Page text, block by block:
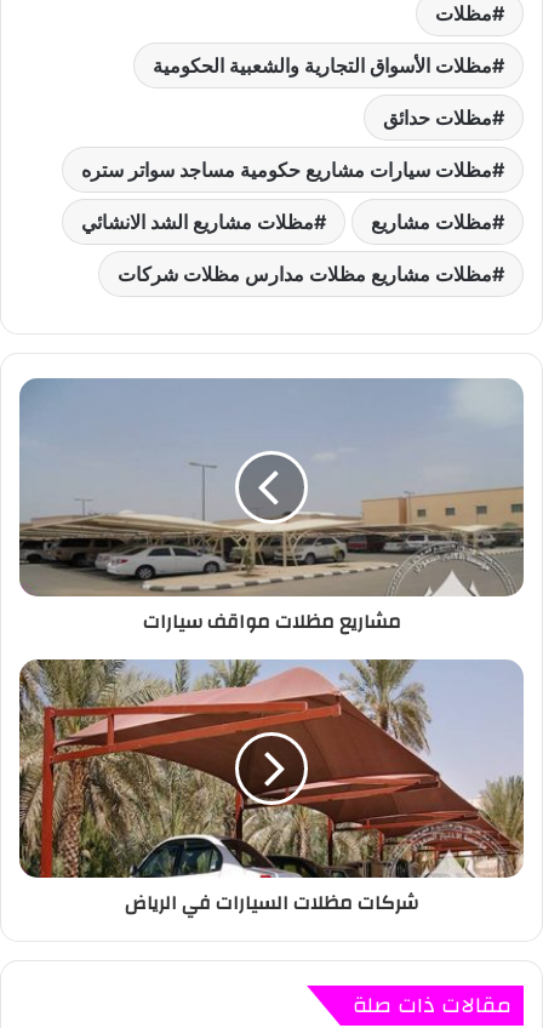
مظلات
مظلات الأسواق التجارية والشعبية الحكومية
مظلات حدائق
مظلات سيارات مشاريع حكومية مساجد سواتر ستره
مظلات مشاريع مظلات مشاريع الشد الانشائي
مظلات مشاريع مظلات مدارس مظلات شركات
مشاريع مظلات مواقف سيارات
شركات مظلات السيارات في الرياض
مقالات ذات صلة